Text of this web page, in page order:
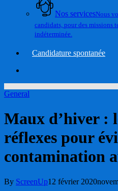
Nos servicesNous
candidats, pour des missions
indéterminée.
Candidature spontanée
General
Maux d’hiver :
réflexes pour
contamination
By ScreenUp12 février 2020